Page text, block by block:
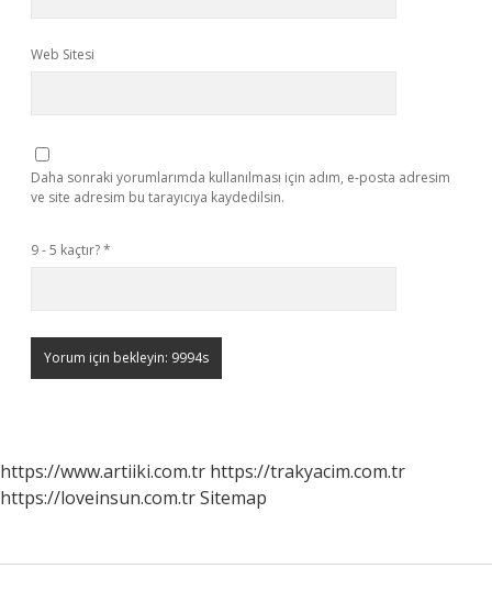
Web Sitesi
Daha sonraki yorumlarımda kullanılması için adım, e-posta adresim
ve site adresim bu tarayıcıya kaydedilsin.
9 - 5 kaçtır?*
https://www.artiiki.com.tr https://trakyacim.com.tr
https://loveinsun.com.trSitemap